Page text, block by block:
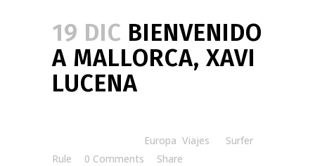
19 DIC BIENVENIDO
A MALLORCA, XAVI
LUCENA
Europa Viajes
Surfer
Rule
0 Comments Share